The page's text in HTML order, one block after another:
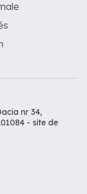
nr 34,
- site de